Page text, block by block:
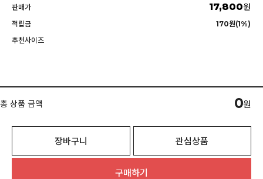
판매가 17,800원
적립금
170원(1%)
추천사이즈
총 상품 금액 0원
장바구니 관심상품
구매하기